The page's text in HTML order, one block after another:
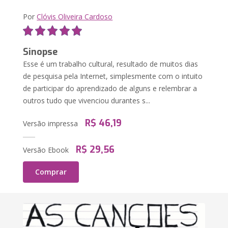
PorClóvis Oliveira Cardoso
Sinopse
Esse é um trabalho cultural, resultado de muitos dias
de pesquisa pela Internet, simplesmente com o intuito
de participar do aprendizado de alguns e relembrar a
outros tudo que vivenciou durantes s...
Versão impressa R$ 46,19
Versão Ebook R$ 29,56
Comprar